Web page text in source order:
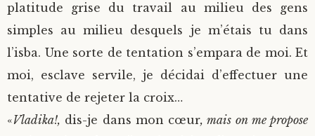
platitude grise du travail au milieu des gens
simples au milieu desquels je m’étais tu dans
l’isba. Une sorte de tentation s’empara de moi. Et
moi, esclave servile, je décidai d’effectuer une
tentative de rejeter la croix…
«Vladika!, dis-je dans mon cœur, mais on me propose